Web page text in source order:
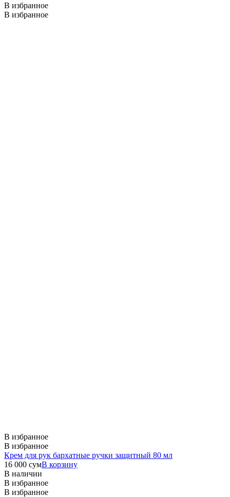
В избранное
В избранное
В избранное
В избранное
Крем для рук бархатные ручки защитный 80 мл
16 000 сумВ корзину
В наличии
В избранное
В избранное